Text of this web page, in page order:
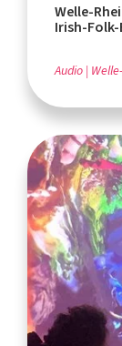
Welle-
Irish-
Audio